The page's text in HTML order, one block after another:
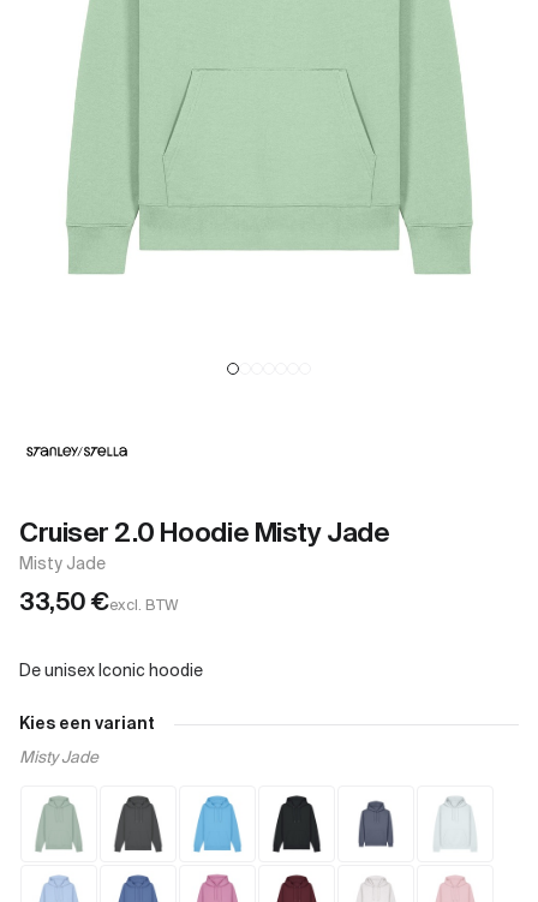
Cruiser 2.0 Hoodie Misty Jade
Misty Jade
33,50€excl. BTW
Kies een variant
Misty Jade